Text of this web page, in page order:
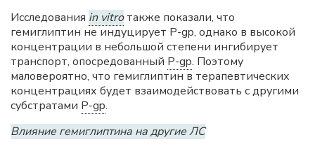
Исследования in vitroтакже показали, что
гемиглиптин не индуцирует Р-gp, однако в высокой
концентрации в небольшой степени ингибирует
транспорт, опосредованный P-gp. Поэтому
маловероятно, что гемиглиптин в терапевтических
концентрациях будет взаимодействовать с другими
субстратами P-gp.
Влияние гемиглиптина на другие ЛС